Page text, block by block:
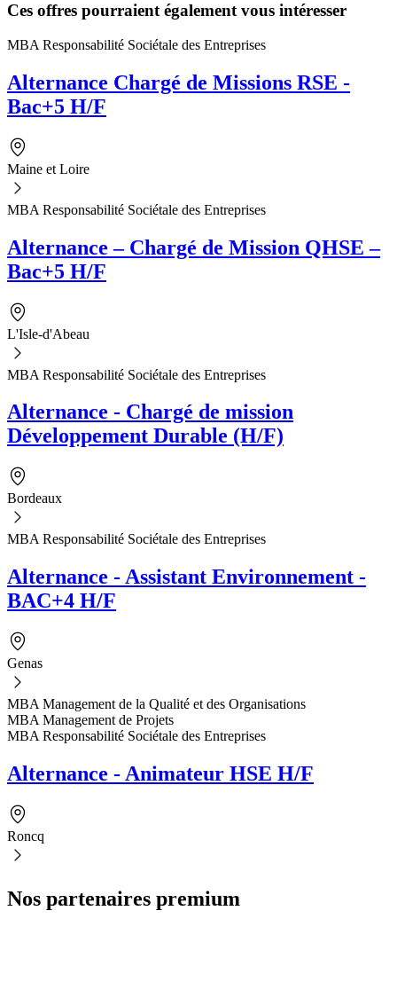
Ces offres pourraient également vous intéresser
MBA Responsabilité Sociétale des Entreprises
Alternance Chargé de Missions RSE -
Bac+5 H/F
Maine et Loire
MBA Responsabilité Sociétale des Entreprises
Alternance – Chargé de Mission QHSE –
Bac+5 H/F
L'Isle-d'Abeau
MBA Responsabilité Sociétale des Entreprises
Alternance - Chargé de mission
Développement Durable (H/F)
Bordeaux
MBA Responsabilité Sociétale des Entreprises
Alternance - Assistant Environnement -
BAC+4 H/F
Genas
MBA Management de la Qualité et des Organisations
MBA Management de Projets
MBA Responsabilité Sociétale des Entreprises
Alternance - Animateur HSE H/F
Roncq
Nos partenaires premium